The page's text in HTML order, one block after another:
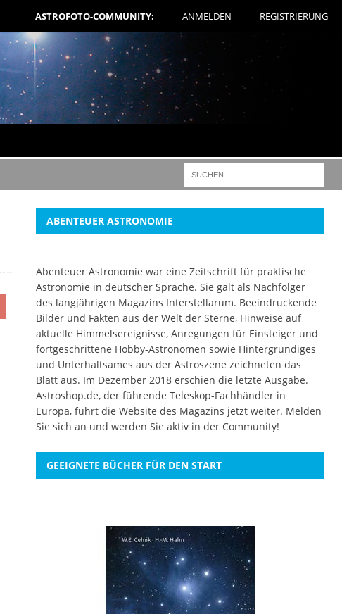
ASTROFOTO-COMMUNITY: ANMELDEN REGISTRIERUNG
ABENTEUER ASTRONOMIE
Abenteuer Astronomie war eine Zeitschrift für praktische
Astronomie in deutscher Sprache. Sie galt als Nachfolger
des langjährigen Magazins Interstellarum. Beeindruckende
Bilder und Fakten aus der Welt der Sterne, Hinweise auf
aktuelle Himmelsereignisse, Anregungen für Einsteiger und
fortgeschrittene Hobby-Astronomen sowie Hintergründiges
und Unterhaltsames aus der Astroszene zeichneten das
Blatt aus. Im Dezember 2018 erschien die letzte Ausgabe.
Astroshop.de, der führende Teleskop-Fachhändler in
Europa, führt die Website des Magazins jetzt weiter. Melden
Sie sich an und werden Sie aktiv in der Community!
GEEIGNETE BÜCHER FÜR DEN START